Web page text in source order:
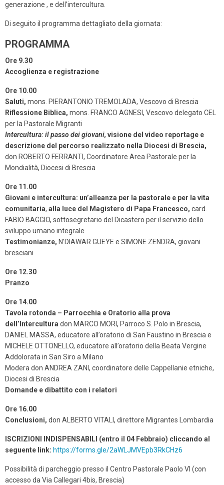
generazione , e dell’intercultura.
Di seguito il programma dettagliato della giornata:
PROGRAMMA
Ore 9.30
Accoglienza e registrazione
Ore 10.00
Saluti, mons. PIERANTONIO TREMOLADA, Vescovo di Brescia
Riflessione Biblica, mons. FRANCO AGNESI, Vescovo delegato CEL
per la Pastorale Migranti
Intercultura: il passo dei giovani, visione del video reportage e
descrizione del percorso realizzato nella Diocesi di Brescia,
don ROBERTO FERRANTI, Coordinatore Area Pastorale per la
Mondialità, Diocesi di Brescia
Ore 11.00
Giovani e intercultura: un’alleanza per la pastorale e per la vita
comunitaria, alla luce del Magistero di Papa Francesco, card.
FABIO BAGGIO, sottosegretario del Dicastero per il servizio dello
sviluppo umano integrale
Testimonianze, N’DIAWAR GUEYE e SIMONE ZENDRA, giovani
bresciani
Ore 12.30
Pranzo
Ore 14.00
Tavola rotonda – Parrocchia e Oratorio alla prova
dell’Intercultura don MARCO MORI, Parroco S. Polo in Brescia,
DANIEL MASSA, educatore all’oratorio di San Faustino in Brescia e
MICHELE OTTONELLO, educatore all’oratorio della Beata Vergine
Addolorata in San Siro a Milano
Modera don ANDREA ZANI, coordinatore delle Cappellanie etniche,
Diocesi di Brescia
Domande e dibattito con i relatori
Ore 16.00
Conclusioni, don ALBERTO VITALI, direttore Migrantes Lombardia
ISCRIZIONI INDISPENSABILI (entro il 04 Febbraio) cliccando al
seguente link: https://forms.gle/2aWLJMVEpb3RkCHz6
Possibilità di parcheggio presso il Centro Pastorale Paolo VI (con
accesso da Via Callegari 4bis, Brescia)